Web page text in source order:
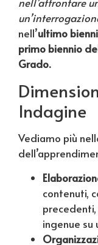
nell’ultimo
primo biennio
Grado.
Indagine
Vediamo più
contenuti,
ingenue su